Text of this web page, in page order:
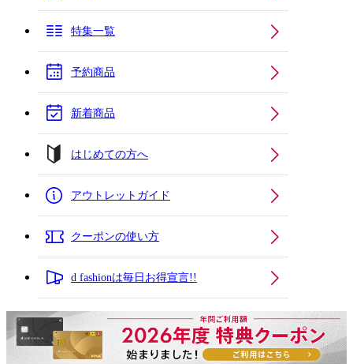
特集一覧
予約商品
新着商品
はじめての方へ
アウトレットガイド
クーポンの使い方
d fashionは毎日お得宣言!!